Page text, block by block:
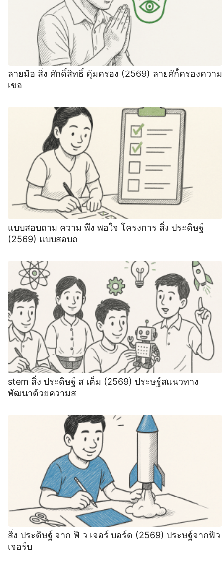
ลายมือ สิ่ง ศักดิ์สิทธิ์ คุ้มครอง (2569) ลายศัก์์ครองความ
เขอ
แบบสอบถาม ความ พึง พอใจ โครงการ สิ่ง ประดิษฐ์
(2569) แบบสอบถ
stem สิ่ง ประดิษฐ์ ส เต็ม (2569) ประษฐ์สแนวทาง
พัฒนาด้วยความส
สิ่ง ประดิษฐ์ จาก ฟิ ว เจอร์ บอร์ด (2569) ประษฐ์จากฟิว
เจอร์บ